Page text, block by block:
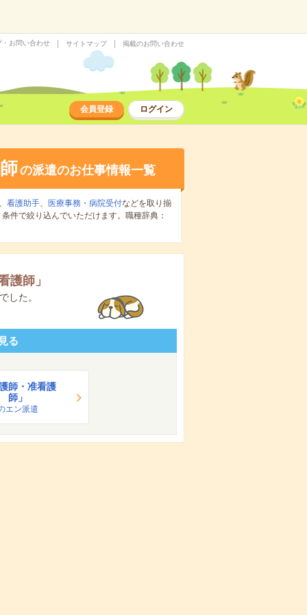
・お問い合わせ サイトマップ 掲載のお問い合わせ
会員登録 ログイン
の派遣のお仕事情報一覧
、 看護助手、 医療事務・病院受付などを取り揃
件で絞り込んでいただけます。職種辞典：
護師 」
した。
る
護師・准看護
師」
エン派遣